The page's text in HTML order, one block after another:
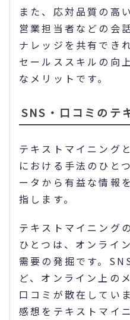
また、応対品質の高
営業担当者などの会
ナレッジを共有でき
セールススキルの向
なメリットです。
SNS・口コミのテ
テキストマイニング
における手法のひと
ータから有益な情報
指します。
テキストマイニング
ひとつは、オンライ
需要の発掘です。
ど、オンライン上の
口コミが散在してい
感想をテキストマイ